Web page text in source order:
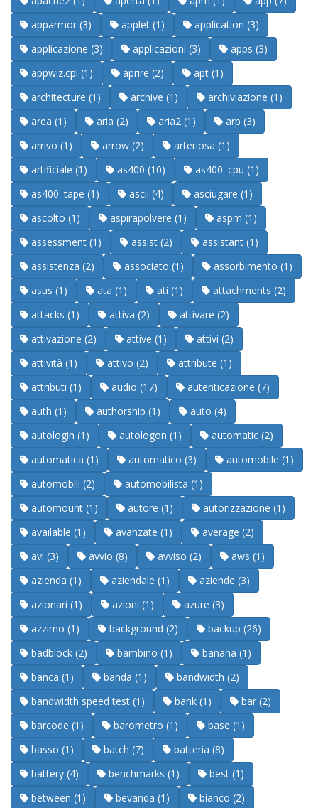
apparmor (3)
applet (1)
application (3)
applicazione (3)
applicazioni (3)
apps (3)
appwiz.cpl (1)
aprire (2)
apt (1)
architecture (1)
archive (1)
archiviazione (1)
area (1)
aria (2) aria2 (1)
arp (3)
arrivo (1)
arrow (2)
arteriosa (1)
artificiale (1)
as400 (10)
as400. cpu (1)
as400. tape (1)
ascii (4)
asciugare (1)
ascolto (1)
aspirapolvere (1)
aspm (1)
assessment (1)
assist (2)
assistant (1)
assistenza (2)
associato (1)
assorbimento (1)
asus (1)
ata (1) ati (1)
attachments (2)
attacks (1)
attiva (2)
attivare (2)
attivazione (2)
attive (1)
attivi (2)
attività (1)
attivo (2)
attribute (1)
attributi (1)
audio (17)
autenticazione (7)
auth (1)
authorship (1)
auto (4)
autologin (1)
autologon (1)
automatic (2)
automatica (1)
automatico (3)
automobile (1)
automobili (2)
automobilista (1)
automount (1)
autore (1)
autorizzazione (1)
available (1)
avanzate (1)
average (2)
avi (3)
avvio (8) avviso (2)
aws (1)
azienda (1)
aziendale (1)
aziende (3)
azionari (1)
azioni (1)
azure (3)
azzimo (1)
background (2)
backup (26)
badblock (2)
bambino (1)
banana (1)
banca (1)
banda (1)
bandwidth (2)
bandwidth speed test (1)
bank (1)
bar (2)
barcode (1)
barometro (1)
base (1)
basso (1)
batch (7)
batteria (8)
battery (4)
benchmarks (1)
best (1)
between (1)
bevanda (1)
bianco (2)